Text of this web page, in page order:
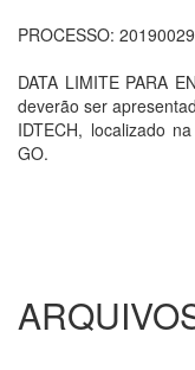
PROCESSO:
DATA LIMITE PARA
deverão ser
IDTECH, localizado
GO.